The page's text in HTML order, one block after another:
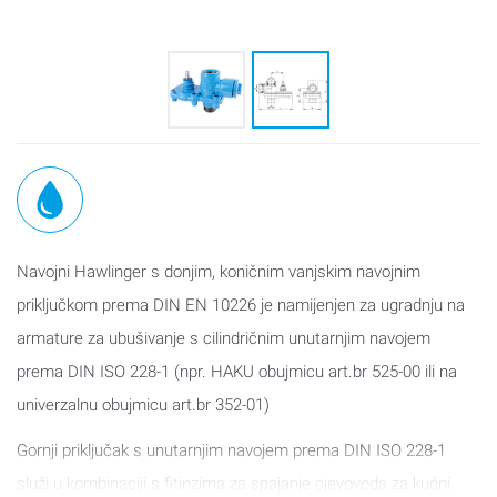
Navojni Hawlinger s donjim, koničnim vanjskim navojnim
priključkom prema DIN EN 10226 je namijenjen za ugradnju na
armature za ubušivanje s cilindričnim unutarnjim navojem
prema DIN ISO 228-1 (npr. HAKU obujmicu art.br 525-00 ili na
univerzalnu obujmicu art.br 352-01)
Gornji priključak s unutarnjim navojem prema DIN ISO 228-1
služi u kombinaciji s fitinzima za spajanje cjevovoda za kućni